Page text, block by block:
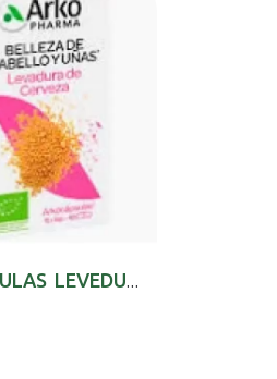
ARKOCAPSULAS LEVEDURA CERV BIOX45 LEVEDURA DE...